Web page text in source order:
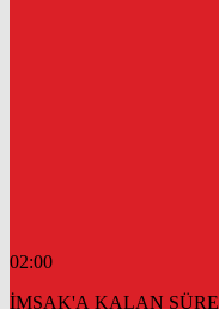
02:00
İMSAK'A KALAN SÜRE